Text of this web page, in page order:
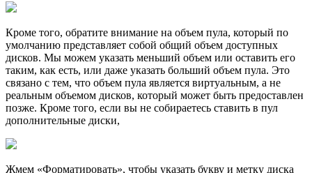
Кроме того, обратите внимание на объем пула, который по
умолчанию представляет собой общий объем доступных
дисков. Мы можем указать меньший объем или оставить его
таким, как есть, или даже указать больший объем пула. Это
связано с тем, что объем пула является виртуальным, а не
реальным объемом дисков, который может быть предоставлен
позже. Кроме того, если вы не собираетесь ставить в пул
дополнительные диски,
Жмем «Форматировать», чтобы указать букву и метку диска